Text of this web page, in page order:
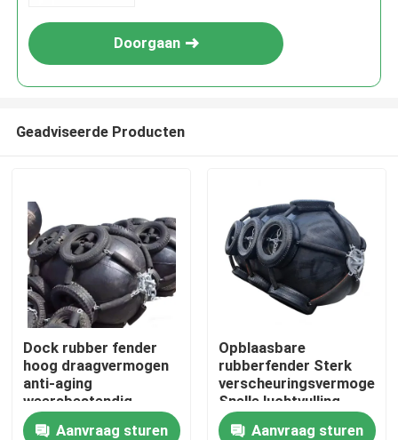
Thuis
Producten
Doorgaan
Geadviseerde Producten
Dock rubber fender
hoog draagvermogen
anti-aging
weersbestendig
Aanvraag sturen
Opblaasbare
rubberfender Sterk
verscheuringsvermogen
Snelle luchtvulling
Lange levensduur
Aanvraag sturen